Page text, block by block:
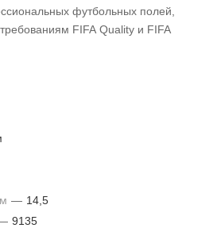
футбольных полей,
требованиям FIFA Quality и FIFA
— 14,5
9135